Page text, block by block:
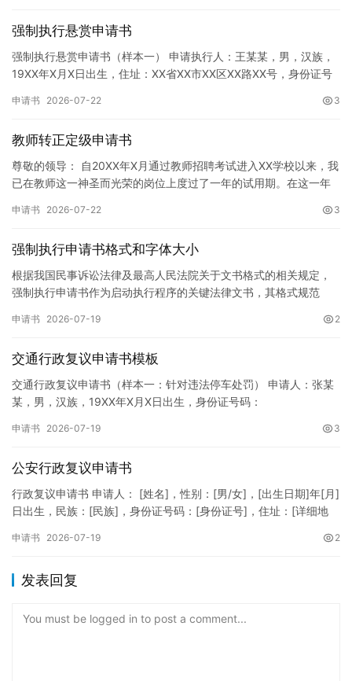
强制执行悬赏申请书
强制执行悬赏申请书（样本一） 申请执行人：王某某，男，汉族，
19XX年X月X日出生，住址：XX省XX市XX区XX路XX号，身份证号
申请书 2026-07-22 3
教师转正定级申请书
尊敬的领导： 自20XX年X月通过教师招聘考试进入XX学校以来，我
已在教师这一神圣而光荣的岗位上度过了一年的试用期。在这一年
申请书 2026-07-22 3
强制执行申请书格式和字体大小
根据我国民事诉讼法律及最高人民法院关于文书格式的相关规定，
强制执行申请书作为启动执行程序的关键法律文书，其格式规范
纸张与…
申请书 2026-07-19 2
交通行政复议申请书模板
交通行政复议申请书（样本一：针对违法停车处罚） 申请人：张某
某，男，汉族，19XX年X月X日出生，身份证号码：
申请书 2026-07-19 3
公安行政复议申请书
行政复议申请书 申请人： [姓名]，性别：[男/女]，[出生日期]年[月]
日出生，民族：[民族]，身份证号码：[身份证号]，住址：[详细地
申请书 2026-07-19 2
发表回复
You must be logged in to post a comment...